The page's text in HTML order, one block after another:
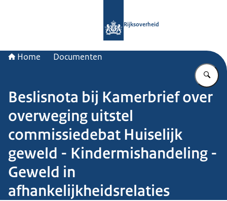
Rijksoverheid
Home Documenten
Beslisnota bij Kamerbrief over
overweging uitstel
commissiedebat Huiselijk
geweld - Kindermishandeling -
Geweld in
afhankelijkheidsrelaties